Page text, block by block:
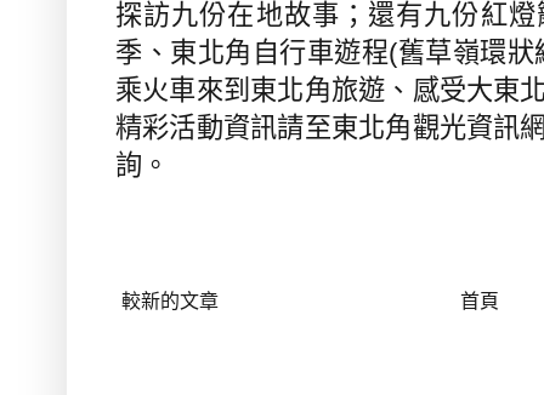
探訪九份在地故事；還有九份紅
季、東北角自行車遊程(舊草嶺環狀
乘火車來到東北角旅遊、感受大東
精彩活動資訊請至東北角觀光資訊
詢。
較新的文章 首頁